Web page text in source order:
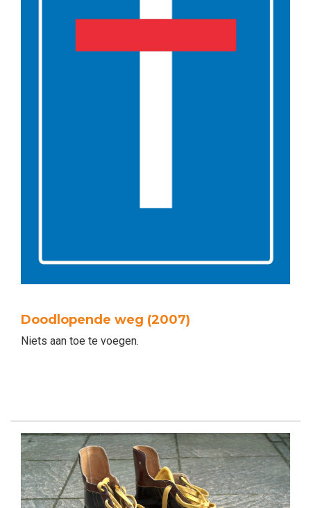
Doodlopende weg (2007)
Niets aan toe te voegen.